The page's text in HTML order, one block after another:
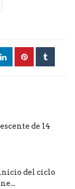
de 14
del ciclo